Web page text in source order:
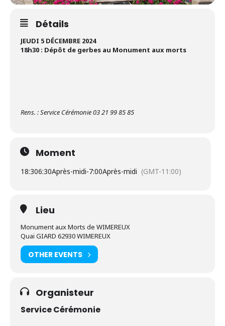
Détails
JEUDI 5 DÉCEMBRE 2024
18h30 : Dépôt de gerbes au Monument aux morts
Rens. : Service Cérémonie 03 21 99 85 85
Moment
18:306:30Après-midi-7:00Après-midi (GMT-11:00)
Lieu
Monument aux Morts de WIMEREUX
Quai GIARD 62930 WIMEREUX
OTHER EVENTS
Organisteur
Service Cérémonie